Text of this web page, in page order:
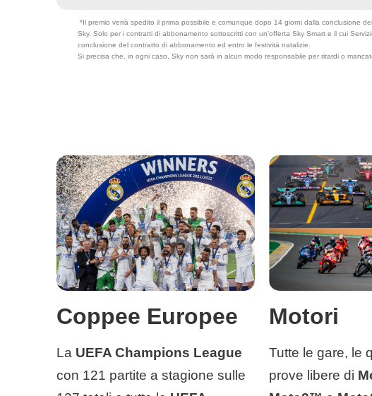
*Il premio verrà spedito il prima possibile e comunque dopo 14 giorni dalla conclusione
Sky. Solo per i contratti di abbonamento sottoscritti con un’offerta Sky Smart e il cui
conclusione del contratto di abbonamento ed entro le festività natalizie.
Si precisa che, in ogni caso, Sky non sarà in alcun modo responsabile per ritardi o
Coppee Europee
La UEFA Champions League
con 121 partite a stagione sulle
Motori
Tutte le gare, le
prove libere di